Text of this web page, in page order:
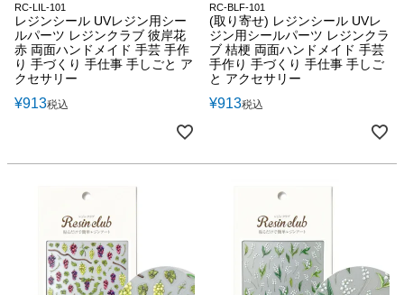
RC-LIL-101
レジンシール UVレジン用シー
ルパーツ レジンクラブ 彼岸花
赤 両面ハンドメイド 手芸 手作
り 手づくり 手仕事 手しごと ア
クセサリー
¥913税込
RC-BLF-101
(取り寄せ) レジンシール UVレ
ジン用シールパーツ レジンクラ
ブ 桔梗 両面ハンドメイド 手芸
手作り 手づくり 手仕事 手しご
と アクセサリー
¥913税込